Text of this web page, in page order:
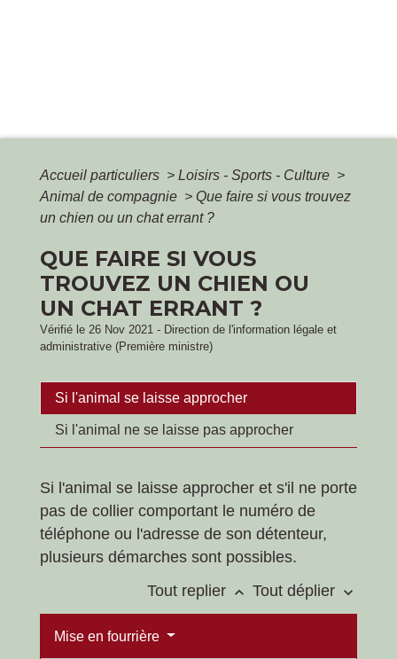
Accueil particuliers > Loisirs - Sports - Culture >
Animal de compagnie > Que faire si vous trouvez
un chien ou un chat errant ?
QUE FAIRE SI VOUS
TROUVEZ UN CHIEN OU
UN CHAT ERRANT ?
Vérifié le 26 Nov 2021 - Direction de l'information légale et
administrative (Première ministre)
Si l'animal se laisse approcher
Si l'animal ne se laisse pas approcher
Si l'animal se laisse approcher et s'il ne porte
pas de collier comportant le numéro de
téléphone ou l'adresse de son détenteur,
plusieurs démarches sont possibles.
Tout replier keyboard_arrow_up Tout déplier keyboard_arrow_down
Mise en fourrière